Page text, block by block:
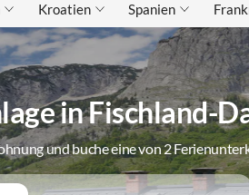
Kroatien Spanien
in Fischland-
und buche eine von 2